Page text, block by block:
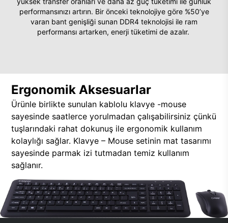
performansınızı artırın. Bir önceki teknolojiye göre %50’ye
varan bant genişliği sunan DDR4 teknolojisi ile ram
performansı artarken, enerji tüketimi de azalır.
Ergonomik Aksesuarlar
Ürünle birlikte sunulan kablolu klavye -mouse
sayesinde saatlerce yorulmadan çalışabilirsiniz çünkü
tuşlarındaki rahat dokunuş ile ergonomik kullanım
kolaylığı sağlar. Klavye – Mouse setinin mat tasarımı
sayesinde parmak izi tutmadan temiz kullanım
sağlanır.